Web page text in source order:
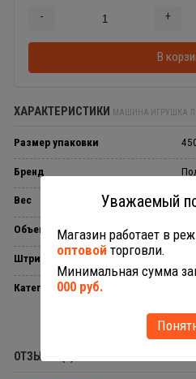
- +
В
ХАРАКТЕРИСТИКИ МАШИНА ИГРУШКА
Размер упаковки
Бренд
Вес
Объем в упаковке
Штрихкод
Категории
ОТЗЫВЫ (0)
Уважаемый
Магазин работает в
оптовой торговли.
Минимальная сумма
000 руб.